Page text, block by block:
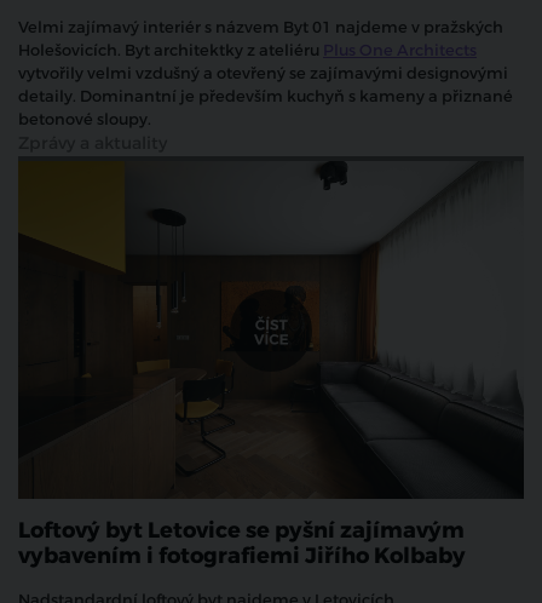
Velmi zajímavý interiér s názvem Byt 01 najdeme v pražských
Holešovicích. Byt architektky z ateliéru Plus One Architects
vytvořily velmi vzdušný a otevřený se zajímavými designovými
detaily. Dominantní je především kuchyň s kameny a přiznané
betonové sloupy.
Loftový byt Letovice se pyšní zajímavým
vybavením i fotografiemi Jiřího Kolbaby